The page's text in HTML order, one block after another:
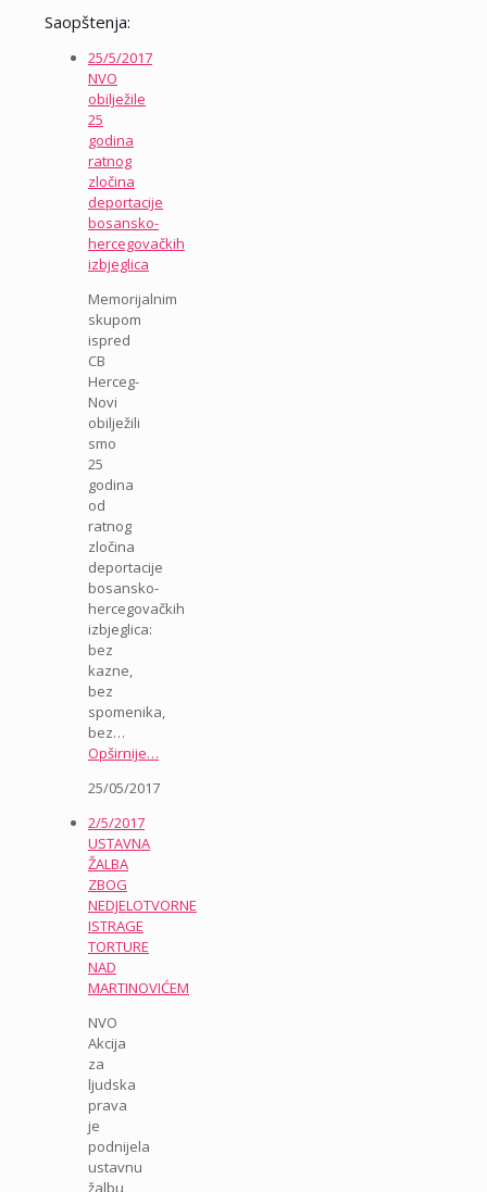
Saopštenja:
25/5/2017
NVO
obilježile
25
godina
ratnog
zločina
deportacije
bosansko-
hercegovačkih
izbjeglica
Memorijalnim
skupom
ispred
CB
Herceg-
Novi
obilježili
smo
25
godina
od
ratnog
zločina
deportacije
bosansko-
hercegovačkih
izbjeglica:
bez
kazne,
bez
spomenika,
bez…
Opširnije…
25/05/2017
2/5/2017
USTAVNA
ŽALBA
ZBOG
NEDJELOTVORNE
ISTRAGE
TORTURE
NAD
MARTINOVIĆEM
NVO
Akcija
za
ljudska
prava
je
podnijela
ustavnu
žalbu